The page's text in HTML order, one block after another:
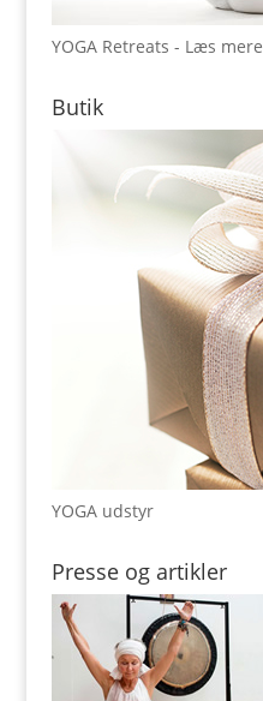
YOGA Retreats - Læs mere
Butik
YOGA udstyr
Presse og artikler